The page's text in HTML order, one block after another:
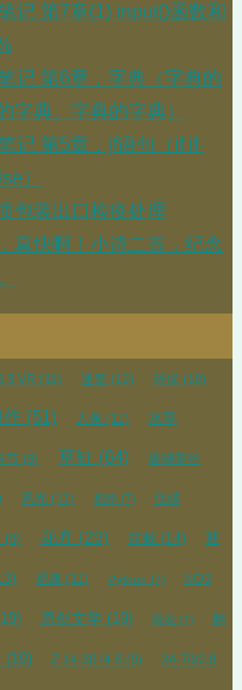
记 第7章(1) input()函数和
记 第6章，字典（字典的
字典、字典的字典）
记 第5章，jf语句（if if-
）
包装出口检疫处理
真快啊！小诗二首，纪念
VR (11) 迷螯 (12) 环保 (10)
作 (51) 人像 (11) 水草
节 (9) 草缸 (64) 珊瑚莫丝
风光 (11) 抱卵 (7) 低碳
(8) 花卉 (29) 盆栽 (14) 迎
尼康 (11) Python (7) NO3
原创文学 (19) 荷花 (7) 翻
(19) Z 14-30 f4 S (9) 24-70/2.8